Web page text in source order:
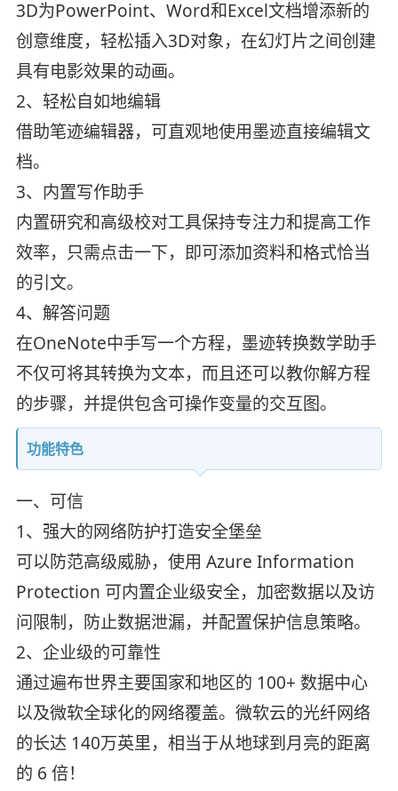
3D为PowerPoint、Word和Excel文档增添新的
创意维度，轻松插入3D对象，在幻灯片之间创建
具有电影效果的动画。
2、轻松自如地编辑
借助笔迹编辑器，可直观地使用墨迹直接编辑文
档。
3、内置写作助手
内置研究和高级校对工具保持专注力和提高工作
效率，只需点击一下，即可添加资料和格式恰当
的引文。
4、解答问题
在OneNote中手写一个方程，墨迹转换数学助手
不仅可将其转换为文本，而且还可以教你解方程
的步骤，并提供包含可操作变量的交互图。
功能特色
一、可信
1、强大的网络防护打造安全堡垒
可以防范高级威胁，使用 Azure Information
Protection 可内置企业级安全，加密数据以及访
问限制，防止数据泄漏，并配置保护信息策略。
2、企业级的可靠性
通过遍布世界主要国家和地区的 100+ 数据中心
以及微软全球化的网络覆盖。微软云的光纤网络
的长达 140万英里，相当于从地球到月亮的距离
的 6 倍！